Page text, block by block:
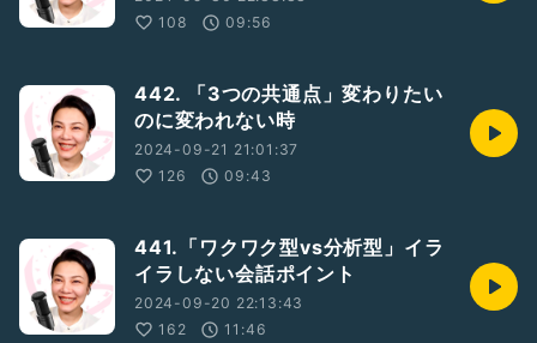
108
09:56
442. 「3つの共通点」変わりたい
のに変われない時
2024-09-21 21:01:37
126
09:43
441.「ワクワク型vs分析型」イラ
イラしない会話ポイント
2024-09-20 22:13:43
162
11:46